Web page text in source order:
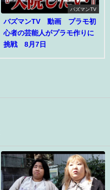
バズマンTV
バズマンTV 動画 プラモ初
心者の芸能人がプラモ作りに
挑戦 8月7日